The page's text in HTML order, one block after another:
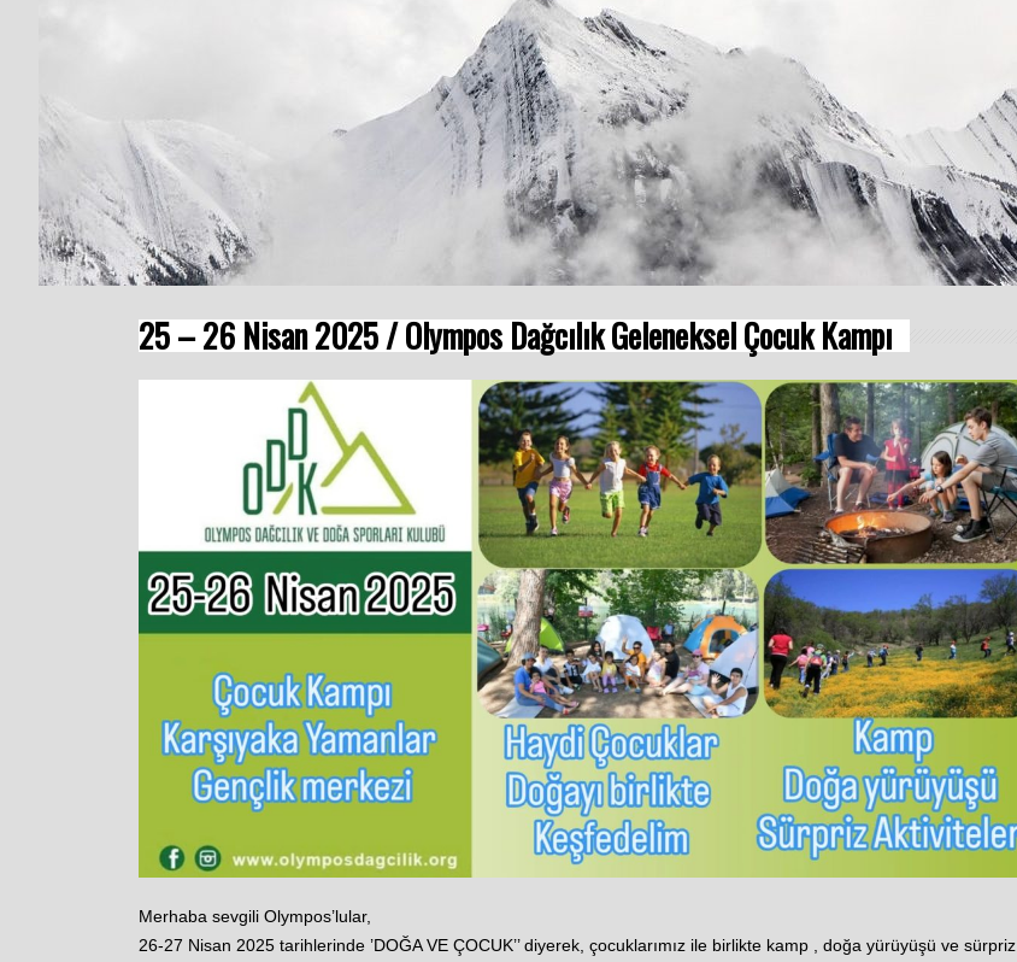
25 – 26 Nisan 2025 / Olympos Dağcılık Geleneksel Çocuk Kampı
Merhaba sevgili Olympos’lular,
26-27 Nisan 2025 tarihlerinde ’DOĞA VE ÇOCUK’’ diyerek, çocuklarımız ile birlikte kamp , doğa yürüyüşü ve sürpriz